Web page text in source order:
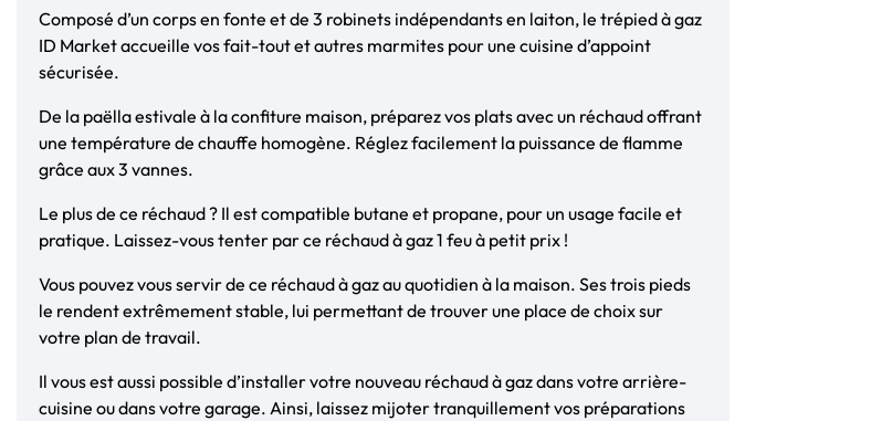
Composé d’un corps en fonte et de 3 robinets indépendants en laiton, le trépied à gaz
ID Market accueille vos fait-tout et autres marmites pour une cuisine d’appoint
sécurisée.
De la paëlla estivale à la confiture maison, préparez vos plats avec un réchaud offrant
une température de chauffe homogène. Réglez facilement la puissance de flamme
grâce aux 3 vannes.
Le plus de ce réchaud ? Il est compatible butane et propane, pour un usage facile et
pratique. Laissez-vous tenter par ce réchaud à gaz 1 feu à petit prix !
Vous pouvez vous servir de ce réchaud à gaz au quotidien à la maison. Ses trois pieds
le rendent extrêmement stable, lui permettant de trouver une place de choix sur
votre plan de travail.
Il vous est aussi possible d’installer votre nouveau réchaud à gaz dans votre arrière-
cuisine ou dans votre garage. Ainsi, laissez mijoter tranquillement vos préparations